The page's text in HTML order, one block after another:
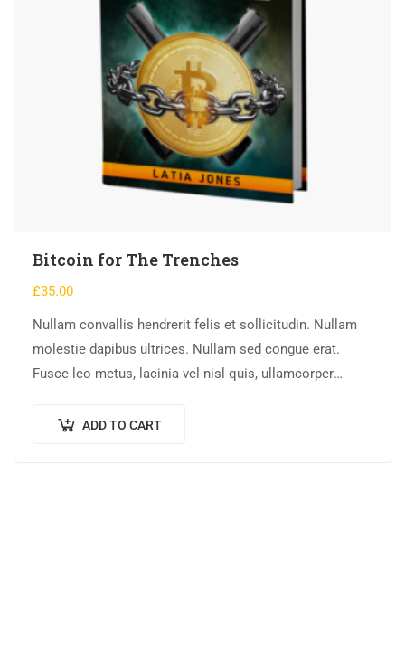
Bitcoin for The Trenches
£35.00
Nullam convallis hendrerit felis et sollicitudin. Nullam
molestie dapibus ultrices. Nullam sed congue erat.
Fusce leo metus, lacinia vel nisl quis, ullamcorper
ADD TO CART